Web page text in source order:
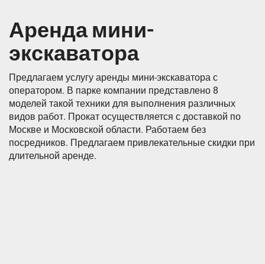
Аренда мини-
экскаватора
Предлагаем услугу аренды мини-экскаватора с
оператором. В парке компании представлено 8
моделей такой техники для выполнения различных
видов работ. Прокат осуществляется с доставкой по
Москве и Московской области. Работаем без
посредников. Предлагаем привлекательные скидки при
длительной аренде.